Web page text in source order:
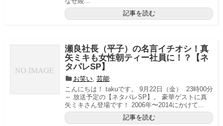
記事を読む
瀬良社長（平子）の名言イチオシ！真
矢ミキも女性朝ティー社員に！？【ネ
タパレSP】
お笑い, 芸能
こんにちは！ takuです。 9月22日（金） 23時00分
～ 放送予定の【ネタパレSP】。 豪華ゲストに真
矢ミキさん登場です！ 2006年〜2014にかけて...
記事を読む